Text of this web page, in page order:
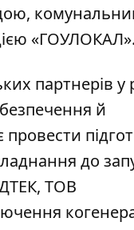
партнерів у
й
до
ТОВ